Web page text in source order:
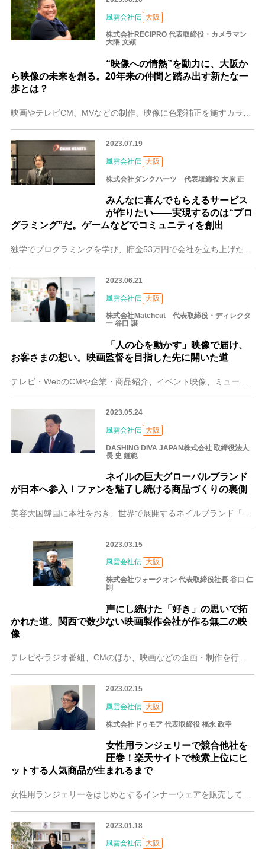
風雲会社伝 大阪
株式会社RECIPRO 代表取締役・カメラマン
大隈 文顕
“映像への情熱”を動力に、大阪か
ら映像の未来を創る。20年来の仲間と踏み出す新たな一
歩とは？
2023.07.19
風雲会社伝 大阪
株式会社ダンクハーツ 代表取締役 大原 正
みんなに喜んでもらえるサービス
が作りたい――実現するのは“プロ
グラミング”だ。ゲームなどでコミュニティを創出
2023.06.21
風雲会社伝 大阪
株式会社Matchcut 代表取締役・ディレクタ
ー 谷口 譲
「人の心を動かす」映像で届け、
お客さまの想い。映画監督を目指した先に開いた道
2023.05.24
風雲会社伝 大阪
DASHING DIVA JAPAN株式会社 取締役法人
長 史 鍾範
ネイルの巨大グローバルブランド
が日本へ参入！ファンを魅了し続ける商品づくりの裏側
2023.03.15
風雲会社伝 大阪
株式会社ウォークオン 代表取締役社長 谷口 仁
則
声にし続けた「好き」の思いで拓
かれた道。関西で数少ない映画製作会社が作る無二の映
像
テレビやラジオ番組、CMのほか、映画などの企画・制作を行っている、大阪の株式会社ウォークオン。代表取締役社長の谷口 仁則（たにぐち ひとのり）さんは、大学卒業後
2023.02.15
風雲会社伝 大阪
株式会社ドゥモア 代表取締役 福永 政幸
女性用ランジェリーで競合他社を
圧巻！楽天サイトで検索上位にヒ
ットする人気商品が生まれるまで
2023.01.18
風雲会社伝 大阪